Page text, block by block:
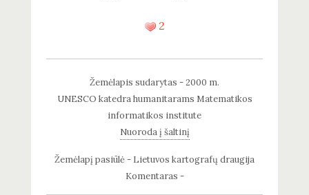
2
Žemėlapis sudarytas - 2000 m.
UNESCO katedra humanitarams Matematikos
informatikos institute
Nuoroda į šaltinį
Žemėlapį pasiūlė - Lietuvos kartografų draugija
Komentaras -